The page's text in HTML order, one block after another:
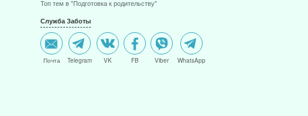
Топ тем в "Подготовка к родительству"
Служба Заботы
Почта Telegram VK FB Viber WhatsApp